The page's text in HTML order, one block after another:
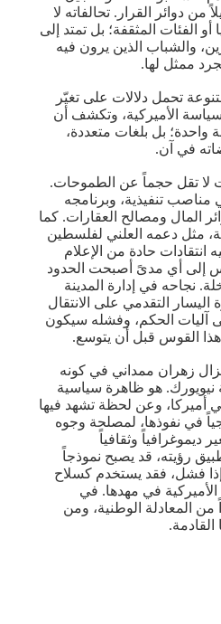
دوائر القرار. تحالفاته لا
الفئات المثقفة؛ بل تمتد إلى
والشباب الذين يرون فيه
ممثل لها.
تحمل دلالات على تغيّر
الأميركية، وتكشف أن
واحدة؛ بل بلغات متعددة،
في آن.
لا تقل حجماً عن الطموحات.
تنفيذية، وبرنامجه
المال ومصالح العقارات. كما
مثل دعمه العلني لفلسطين
انتقادات حادة من الإعلام
إلى أي مدىً أصبحت الحدود
نجاحه في إدارة المدينة
اليسار التقدمي على الانتقال
آليات الحكم، وفشله سيكون
القوس قبل أن يتوسع.
زهران ممداني في كونه
نيويورك. هو ظاهرة سياسية
أميركا، وعن لحظة تشهد فيها
في نفوذها، لمصلحة وجوه
ديموغرافياً وثقافياً
رؤيته، قد يصبح نموذجاً
فشل، فقد يستخدم كسلاح
في مهدها. في
من المعادلة الوطنية، ومن